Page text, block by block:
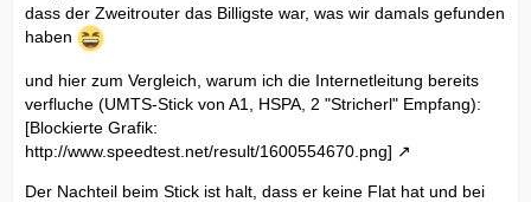
dass der Zweitrouter das Billigste war, was wir damals gefunden
haben
und hier zum Vergleich, warum ich die Internetleitung bereits
verfluche (UMTS-Stick von A1, HSPA, 2 "Stricherl" Empfang):
[Blockierte Grafik:
http://www.speedtest.net/result/1600554670.png]
Der Nachteil beim Stick ist halt, dass er keine Flat hat und bei